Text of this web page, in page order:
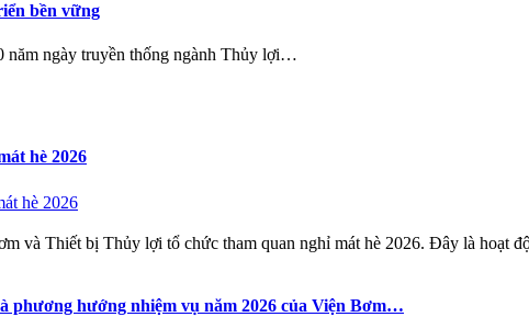
bền vững
năm ngày truyền thống ngành Thủy lợi…
hè 2026
và Thiết bị Thủy lợi tổ chức tham quan nghỉ mát hè 2026. Đây là hoạt
phương hướng nhiệm vụ năm 2026 của Viện Bơm…